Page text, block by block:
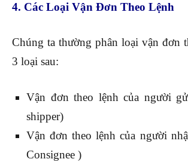
4. Các Loại Vận Đơn Theo Lệnh
Chúng ta thường phân loại vận đơn
3 loại sau:
Vận đơn theo lệnh của người
shipper)
Vận đơn theo lệnh của người
Consignee )